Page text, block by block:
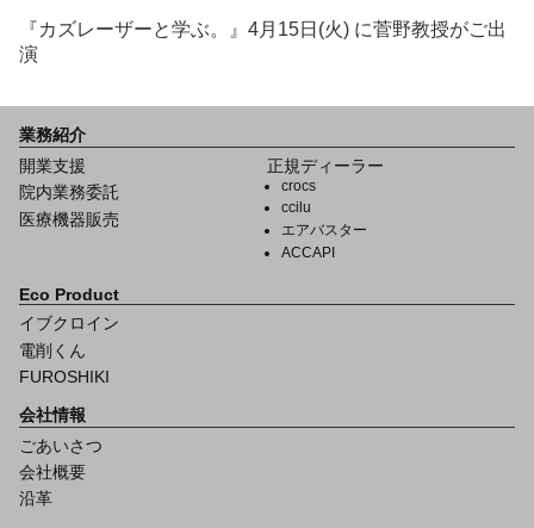
『カズレーザーと学ぶ。』4月15日(火) に菅野教授がご出
演
業務紹介
開業支援
院内業務委託
医療機器販売
正規ディーラー
crocs
ccilu
エアバスター
ACCAPI
Eco Product
イブクロイン
電削くん
FUROSHIKI
会社情報
ごあいさつ
会社概要
沿革